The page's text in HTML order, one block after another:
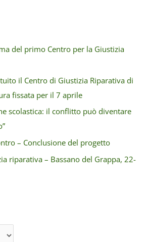
del primo Centro per la Giustizia
il Centro di Giustizia Riparativa di
fissata per il 7 aprile
scolastica: il conflitto può diventare
– Conclusione del progetto
riparativa – Bassano del Grappa, 22-